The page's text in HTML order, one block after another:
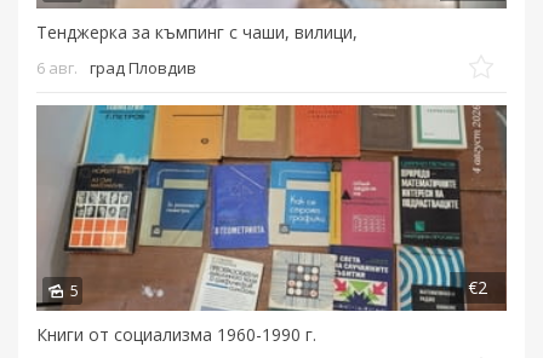
Тенджерка за къмпинг с чаши, вилици,
6 авг. град Пловдив
5
Книги от социализма 1960-1990 г.
€2